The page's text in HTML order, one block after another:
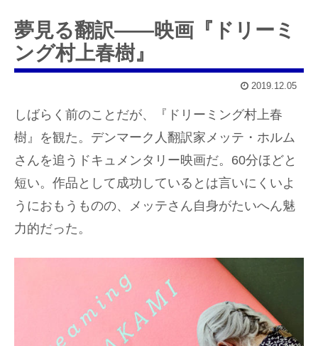
夢見る翻訳——映画『ドリーミ
ング村上春樹』
2019.12.05
しばらく前のことだが、『ドリーミング村上春
樹』を観た。デンマーク人翻訳家メッテ・ホルム
さんを追うドキュメンタリー映画だ。60分ほどと
短い。作品として成功しているとは言いにくいよ
うにおもうものの、メッテさん自身がたいへん魅
力的だった。